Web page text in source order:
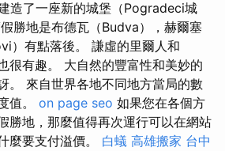
造了一座新的城堡（Pogradeci城
勝地是布德瓦（Budva），赫爾塞
）有點落後。 謙虛的里爾人和
很有趣。 大自然的豐富性和美妙的
。 來自世界各地不同地方當局的數
值。 on page seo 如果您在各個方
勝地，那麼值得再次運行可以在網站
麼要支付溢價。 白蟻 高雄搬家 台中